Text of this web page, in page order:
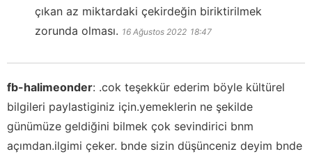
çıkan az miktardaki çekirdeğin biriktirilmek
zorunda olması. 16 Ağustos 2022 18:47
fb-halimeonder: .cok teşekkür ederim böyle kültürel
bilgileri paylastiginiz için.yemeklerin ne şekilde
günümüze geldiğini bilmek çok sevindirici bnm
açımdan.ilgimi çeker. bnde sizin düşünceniz deyim bnde